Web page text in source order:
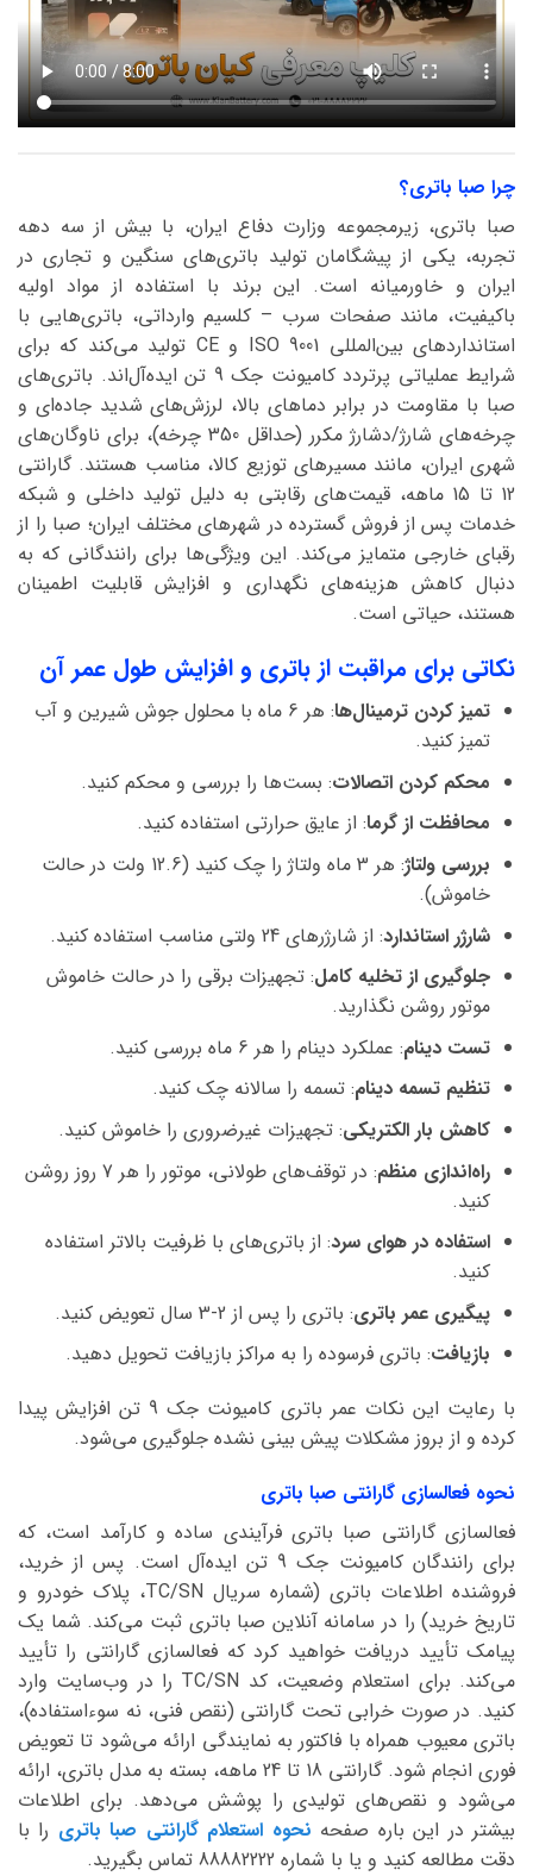
چرا صبا باتری؟
صبا باتری، زیرمجموعه وزارت دفاع ایران، با بیش از سه دهه
تجربه، یکی از پیشگامان تولید باتری‌های سنگین و تجاری در
ایران و خاورمیانه است. این برند با استفاده از مواد اولیه
باکیفیت، مانند صفحات سرب – کلسیم وارداتی، باتری‌هایی با
استانداردهای بین‌المللی ISO 9001 و CE تولید می‌کند که برای
شرایط عملیاتی پرتردد کامیونت جک 9 تن ایده‌آل‌اند. باتری‌های
صبا با مقاومت در برابر دماهای بالا، لرزش‌های شدید جاده‌ای و
چرخه‌های شارژ/دشارژ مکرر (حداقل 350 چرخه)، برای ناوگان‌های
شهری ایران، مانند مسیرهای توزیع کالا، مناسب هستند. گارانتی
12 تا 15 ماهه، قیمت‌های رقابتی به دلیل تولید داخلی و شبکه
خدمات پس از فروش گسترده در شهرهای مختلف ایران؛ صبا را از
رقبای خارجی متمایز می‌کند. این ویژگی‌ها برای رانندگانی که به
دنبال کاهش هزینه‌های نگهداری و افزایش قابلیت اطمینان
هستند، حیاتی است.
نکاتی برای مراقبت از باتری و افزایش طول عمر آن
تمیز کردن ترمینال‌ها
: هر 6 ماه با محلول جوش شیرین و آب
تمیز کنید.
محکم کردن اتصالات: بست‌ها را بررسی و محکم کنید.
محافظت از گرما: از عایق حرارتی استفاده کنید.
بررسی ولتاژ
: هر 3 ماه ولتاژ را چک کنید (12.6 ولت در حالت
خاموش).
شارژر استاندارد: از شارژرهای 24 ولتی مناسب استفاده کنید.
جلوگیری از تخلیه کامل: تجهیزات برقی را در حالت خاموش
موتور روشن نگذارید.
تست دینام: عملکرد دینام را هر 6 ماه بررسی کنید.
تنظیم تسمه دینام: تسمه را سالانه چک کنید.
کاهش بار الکتریکی: تجهیزات غیرضروری را خاموش کنید.
راه‌اندازی منظم
: در توقف‌های طولانی، موتور را هر 7 روز روشن
کنید.
استفاده در هوای سرد: از باتری‌های با ظرفیت بالاتر استفاده
کنید.
پیگیری عمر باتری: باتری را پس از 2-3 سال تعویض کنید.
بازیافت: باتری فرسوده را به مراکز بازیافت تحویل دهید.
با رعایت این نکات عمر باتری کامیونت جک 9 تن افزایش پیدا
کرده و از بروز مشکلات پیش بینی نشده جلوگیری می‌شود.
نحوه فعالسازی گارانتی صبا باتری
فعالسازی گارانتی صبا باتری فرآیندی ساده و کارآمد است، که
برای رانندگان کامیونت جک 9 تن ایده‌آل است. پس از خرید،
فروشنده اطلاعات باتری (شماره سریال TC/SN، پلاک خودرو و
تاریخ خرید) را در سامانه آنلاین صبا باتری ثبت می‌کند. شما یک
پیامک تأیید دریافت خواهید کرد که فعالسازی گارانتی را تأیید
می‌کند. برای استعلام وضعیت، کد TC/SN را در وب‌سایت وارد
کنید. در صورت خرابی تحت گارانتی (نقص فنی، نه سوءاستفاده)،
باتری معیوب همراه با فاکتور به نمایندگی ارائه می‌شود تا تعویض
فوری انجام شود. گارانتی 18 تا 24 ماهه، بسته به مدل باتری، ارائه
می‌شود و نقص‌های تولیدی را پوشش می‌دهد. برای اطلاعات
بیشتر در این باره صفحه نحوه استعلام گارانتی صبا باتری را با
دقت مطالعه کنید و یا با شماره 88882222 تماس بگیرید.